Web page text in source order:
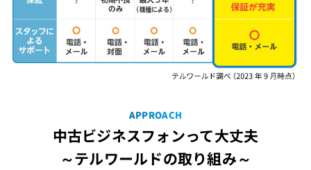
APPROACH
中古ビジネスフォンって大丈夫
～テルワールドの取り組み～